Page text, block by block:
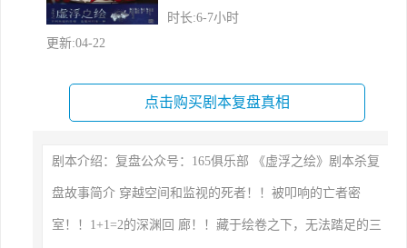
时长:6-7小时
更新:04-22
点击购买剧本复盘真相
剧本介绍：复盘公众号：165俱乐部 《虚浮之绘》剧本杀复
盘故事简介 穿越空间和监视的死者！！被叩响的亡者密
室！！1+1=2的深渊回 廊！！藏于绘卷之下，无法踏足的三